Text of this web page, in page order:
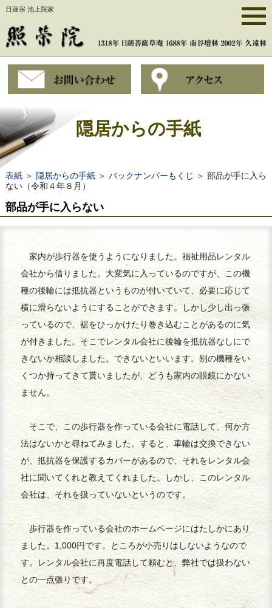
日蓮宗 池上院家
隠居からの手紙
表紙＞ 隠居からの手紙＞ バックナンバーもくじ ＞ 部品が手に入ら
ない（令和４年８月）
部品が手に入らない
家内が歩行器を使うようになりました。福祉用品レンタル
会社から借りました。大変気に入っているのですが、この機
種の後輪には抵抗器というものが付いていて、必要に応じて
横に滑らないようにすることができます。しかし少し出っ張
っているので、裾をひっかけたり巻き込むことがあるのに気
が付きました。そこでレンタル会社に後輪を抵抗器なしにで
きないか相談しました。できないといいます。別の機種をい
くつか持ってきて貰いましたが、どうも家内の眼鏡にかない
ません。
そこで、この歩行器を作っている会社に電話して、何か方
法はないかと尋ねてみました。すると、車輪は交換できない
が、抵抗器を保護するカバーがあるので、それをレンタル会
社に聞いてくれと教えてくれました。しかし、このレンタル
会社は、それを扱っていないというのです。
歩行器を作っている会社のホームページにはたしかにあり
ました。1,000円です。ところが小売りはしないようなので
す。レンタル会社に再度電話して頼むと、弊社では扱わない
との一点張りです。